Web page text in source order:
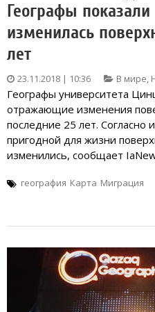
Географы показали
изменилась
лет
23.11.2018 | 10:36 В мире,
Географы университета
отражающие изменения
последние 25 лет. Согласно
пригодной для жизни
изменились, сообщает
география Карта Миграция